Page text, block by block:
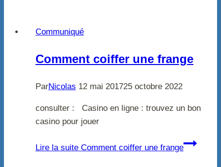
Communiqué
Comment coiffer une frange
ParNicolas 12 mai 201725 octobre 2022
consulter : Casino en ligne : trouvez un bon
casino pour jouer
Lire la suite Comment coiffer une frange